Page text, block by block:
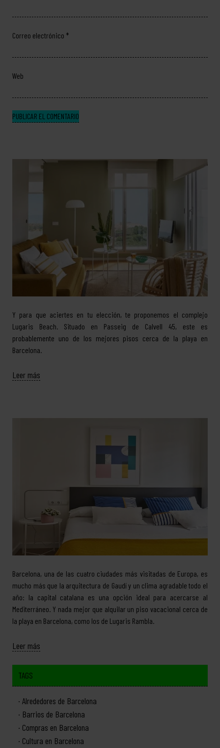
Correo electrónico *
Web
Y para que aciertes en tu elección, te proponemos el complejo
Lugaris Beach. Situado en Passeig de Calvell 45, este es
probablemente uno de los mejores pisos cerca de la playa en
Barcelona.
Leer más
Barcelona, una de las cuatro ciudades más visitadas de Europa, es
mucho más que la arquitectura de Gaudí y un clima agradable todo el
año: la capital catalana es una opción ideal para acercarse al
Mediterráneo. Y nada mejor que alquilar un piso vacacional cerca de
la playa en Barcelona, como los de Lugaris Rambla.
Leer más
TAGS
Alrededores de Barcelona
Barrios de Barcelona
Compras en Barcelona
Cultura en Barcelona